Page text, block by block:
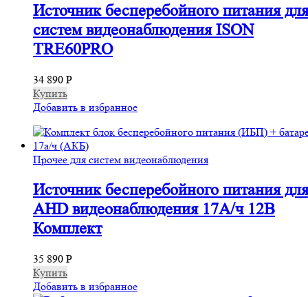
Источник бесперебойного питания
систем видеонаблюдения ISON
TRE60PRO
34 890 Р
Купить
Добавить в избранное
Прочее для систем видеонаблюдения
Источник бесперебойного питания для
AHD видеонаблюдения 17А/ч 12В
Комплект
35 890 Р
Купить
Добавить в избранное